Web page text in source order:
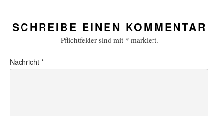
SCHREIBE EINEN KOMMENTAR
Pflichtfelder sind mit * markiert.
Nachricht*